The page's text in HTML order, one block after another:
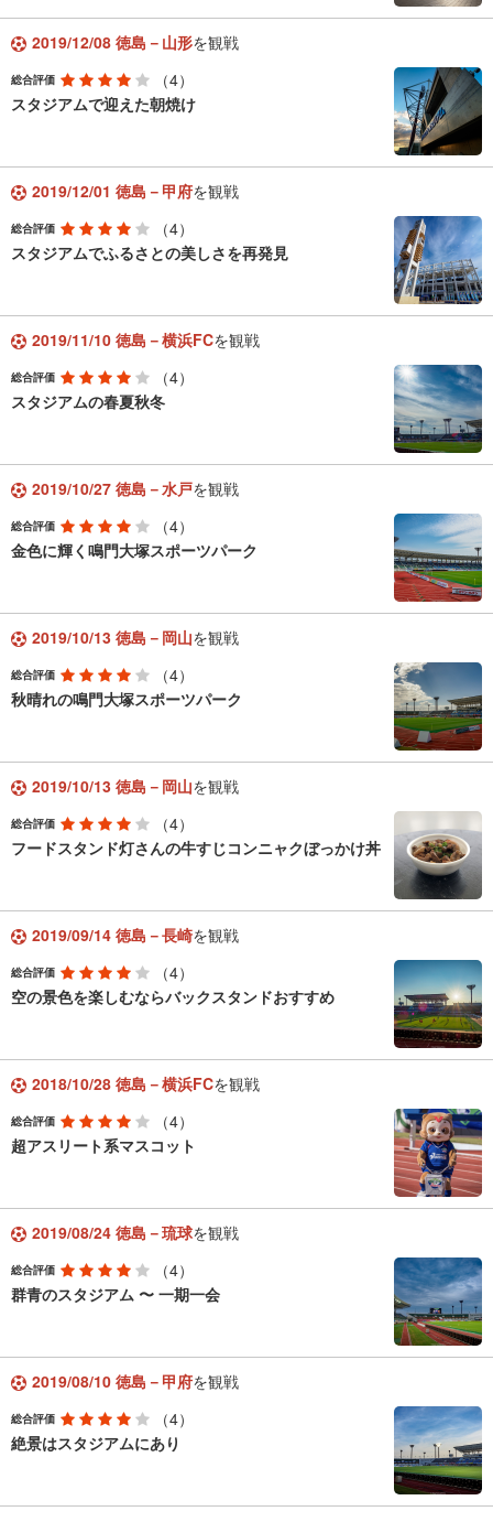
2019/12/08 徳島－山形を観戦
総合評価
（4）
スタジアムで迎えた朝焼け
2019/12/01 徳島－甲府を観戦
総合評価
（4）
スタジアムでふるさとの美しさを再発見
2019/11/10 徳島－横浜FCを観戦
総合評価
（4）
スタジアムの春夏秋冬
2019/10/27 徳島－水戸を観戦
総合評価
（4）
金色に輝く鳴門大塚スポーツパーク
2019/10/13 徳島－岡山を観戦
総合評価
（4）
秋晴れの鳴門大塚スポーツパーク
2019/10/13 徳島－岡山を観戦
総合評価
（4）
フードスタンド灯さんの牛すじコンニャクぼっかけ丼
2019/09/14 徳島－長崎を観戦
総合評価
（4）
空の景色を楽しむならバックスタンドおすすめ
2018/10/28 徳島－横浜FCを観戦
総合評価
（4）
超アスリート系マスコット
2019/08/24 徳島－琉球を観戦
総合評価
（4）
群青のスタジアム 〜 一期一会
2019/08/10 徳島－甲府を観戦
総合評価
（4）
絶景はスタジアムにあり